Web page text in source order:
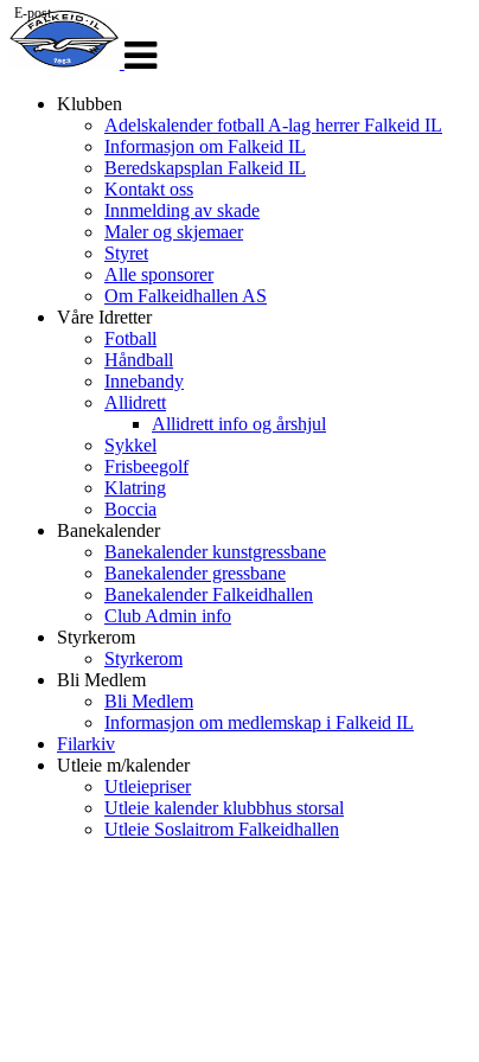
navigasjon
Klubben
Adelskalender fotball A-lag herrer Falkeid IL
Informasjon om Falkeid IL
Beredskapsplan Falkeid IL
Kontakt oss
Innmelding av skade
Maler og skjemaer
Styret
Alle sponsorer
Om Falkeidhallen AS
Våre Idretter
Fotball
Håndball
Innebandy
Allidrett
Allidrett info og årshjul
Sykkel
Frisbeegolf
Klatring
Boccia
Banekalender
Banekalender kunstgressbane
Banekalender gressbane
Banekalender Falkeidhallen
Club Admin info
Styrkerom
Styrkerom
Bli Medlem
Bli Medlem
Informasjon om medlemskap i Falkeid IL
Filarkiv
Utleie m/kalender
Utleiepriser
Utleie kalender klubbhus storsal
Utleie Soslaitrom Falkeidhallen
E-post